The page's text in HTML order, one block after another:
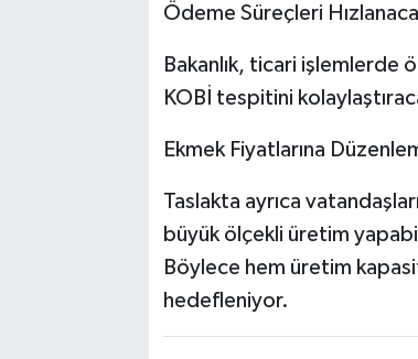
Ödeme Süreçleri
Bakanlık, ticari işlemlerde
KOBİ tespitini
Ekmek Fiyatlarına
Taslakta ayrıca
büyük ölçekli üretim
Böylece hem üretim
hedefleniyor.